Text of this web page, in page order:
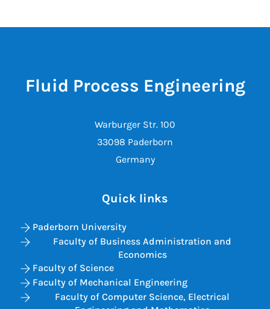
Fluid Process Engineering
Warburger Str. 100
33098 Paderborn
Germany
Quick links
Paderborn University
Faculty of Business Administration and
Economics
Faculty of Science
Faculty of Mechanical Engineering
Faculty of Computer Science, Electrical